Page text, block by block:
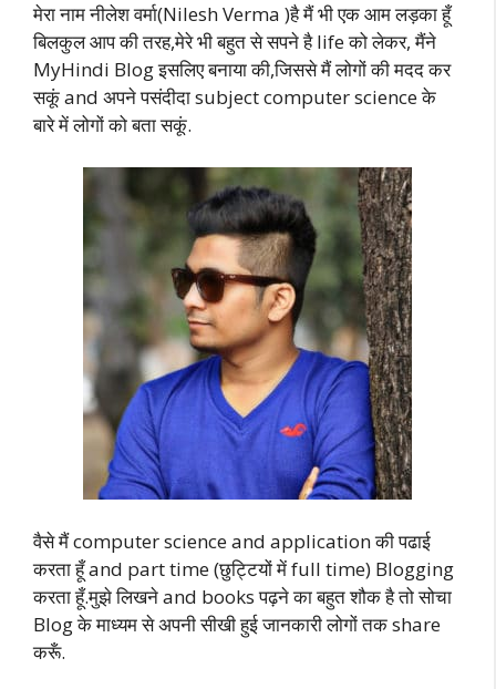
मेरा नाम नीलेश वर्मा(Nilesh Verma )है मैं भी एक आम लड़का हूँ
बिलकुल आप की तरह,मेरे भी बहुत से सपने है life को लेकर, मैंने
MyHindi Blog इसलिए बनाया की,जिससे मैं लोगों की मदद कर
सकूं and अपने पसंदीदा subject computer science के
बारे में लोगों को बता सकूं.
वैसे मैं computer science and application की पढाई
करता हूँ and part time (छुट्टियों में full time) Blogging
करता हूँ.मुझे लिखने and books पढ़ने का बहुत शौक है तो सोचा
Blog के माध्यम से अपनी सीखी हुई जानकारी लोगों तक share
करूँ.